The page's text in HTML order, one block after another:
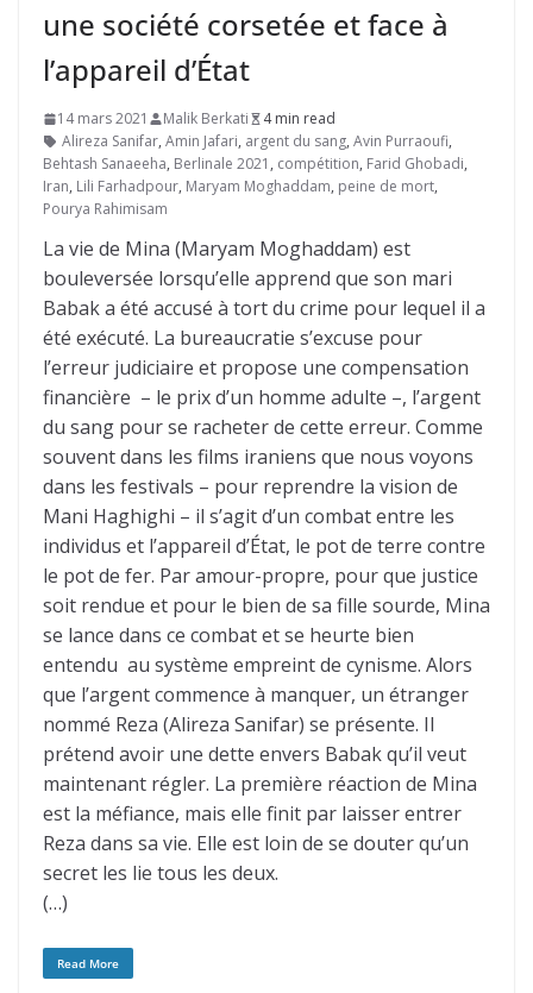
une société corsetée et face à
l’appareil d’État
14 mars 2021 Malik Berkati
4 min read
Alireza Sanifar, Amin Jafari, argent du sang, Avin Purraoufi,
Behtash Sanaeeha, Berlinale 2021 , compétition, Farid Ghobadi,
Iran, Lili Farhadpour, Maryam Moghaddam, peine de mort,
Pourya Rahimisam
La vie de Mina (Maryam Moghaddam) est
bouleversée lorsqu’elle apprend que son mari
Babak a été accusé à tort du crime pour lequel il a
été exécuté. La bureaucratie s’excuse pour
l’erreur judiciaire et propose une compensation
financière – le prix d’un homme adulte –, l’argent
du sang pour se racheter de cette erreur. Comme
souvent dans les films iraniens que nous voyons
dans les festivals – pour reprendre la vision de
Mani Haghighi – il s’agit d’un combat entre les
individus et l’appareil d’État, le pot de terre contre
le pot de fer. Par amour-propre, pour que justice
soit rendue et pour le bien de sa fille sourde, Mina
se lance dans ce combat et se heurte bien
entendu au système empreint de cynisme. Alors
que l’argent commence à manquer, un étranger
nommé Reza (Alireza Sanifar) se présente. Il
prétend avoir une dette envers Babak qu’il veut
maintenant régler. La première réaction de Mina
est la méfiance, mais elle finit par laisser entrer
Reza dans sa vie. Elle est loin de se douter qu’un
secret les lie tous les deux.
(…)
Read More